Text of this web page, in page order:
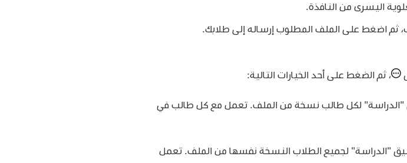
اليسرى من النافذة.
ثم اضغط على الملف المطلوب إرساله إلى طلابك.
، ثم الضغط على أحد الخيارات التالية:
لكل طالب نسخة من الملف. تعمل مع كل طالب في
"الدراسة" لجميع الطلاب النسخة نفسها من الملف. تعمل